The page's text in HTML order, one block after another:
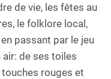
de vie, les fêtes au
le folklore local,
passant par le jeu
air: de ses toiles
rouges et